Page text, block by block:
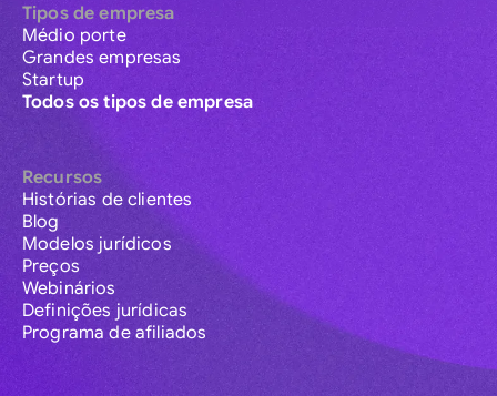
Tipos de empresa
Médio porte
Grandes empresas
Startup
Todos os tipos de empresa
Recursos
Histórias de clientes
Blog
Modelos jurídicos
Preços
Webinários
Definições jurídicas
Programa de afiliados